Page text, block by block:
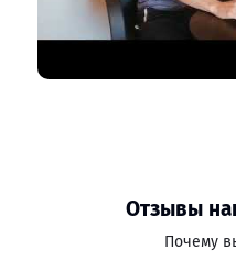
Отзывы
Почему